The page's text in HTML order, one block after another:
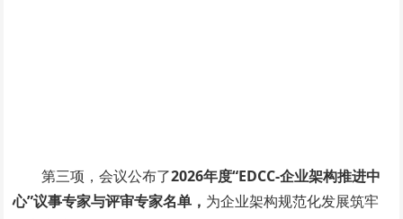
第三项，会议公布了2026年度“EDCC-企业架构推进中
心”议事专家与评审专家名单， 为企业架构规范化发展筑牢